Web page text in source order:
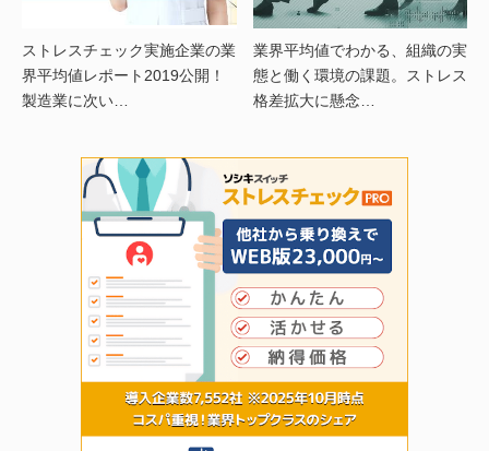
ストレスチェック実施企業の業
界平均値レポート2019公開！
製造業に次い…
業界平均値でわかる、組織の実
態と働く環境の課題。ストレス
格差拡大に懸念…